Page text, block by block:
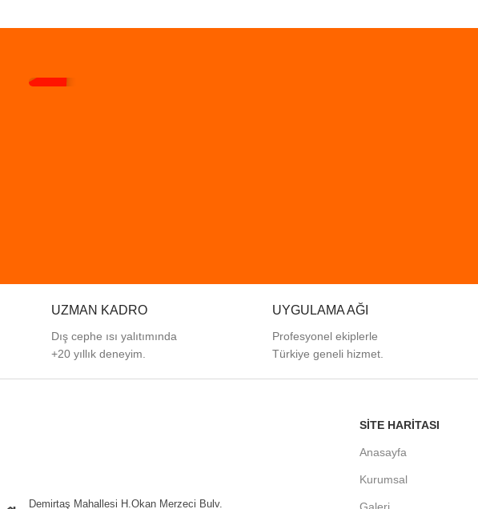
UZMAN KADRO
Dış cephe ısı yalıtımında
+20 yıllık deneyim.
UYGULAMA AĞI
Profesyonel ekiplerle
Türkiye geneli hizmet.
Demirtaş Mahallesi H.Okan Merzeci Bulv.
SITE HARITASI
Anasayfa
Kurumsal